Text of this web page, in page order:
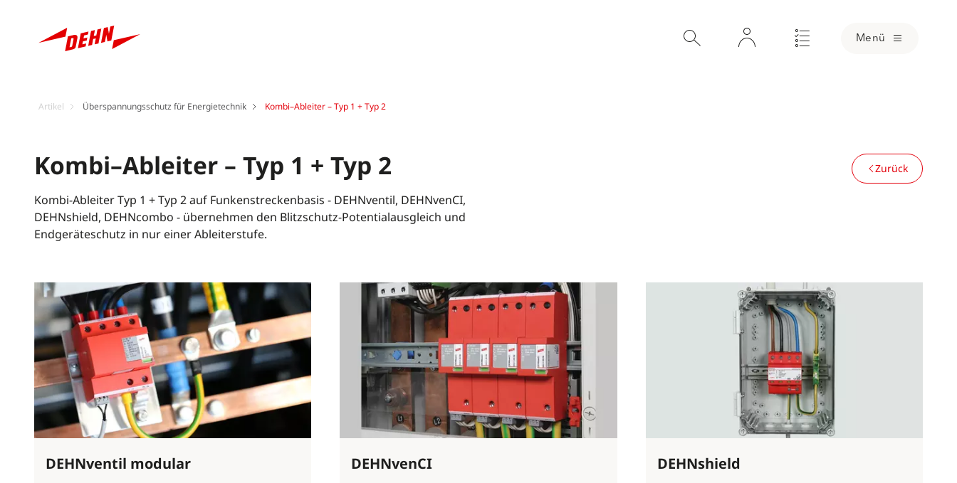
Menü
Artikel Überspannungsschutz für Energietechnik Kombi–Ableiter – Typ 1 + Typ 2
Kombi–Ableiter – Typ 1 + Typ 2
Kombi-Ableiter Typ 1 + Typ 2 auf Funkenstreckenbasis - DEHNventil, DEHNvenCI,
DEHNshield, DEHNcombo - übernehmen den Blitzschutz-Potentialausgleich und
Endgeräteschutz in nur einer Ableiterstufe.
Zurück
DEHNventil modular DEHNvenCI DEHNshield